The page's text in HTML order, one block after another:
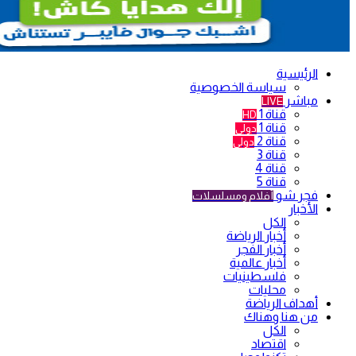
الرئيسية
سياسة الخصوصية
مباشر LIVE
قناة 1 HD
قناة 1 دولي
قناة 2 دولي
قناة 3
قناة 4
قناة 5
فجر شو أفلام ومسلسلات
الأخبار
الكل
أخبار الرياضة
أخبار الفجر
أخبار عالمية
فلسطينيات
محليات
أهداف الرياضة
من هنا وهناك
الكل
اقتصاد